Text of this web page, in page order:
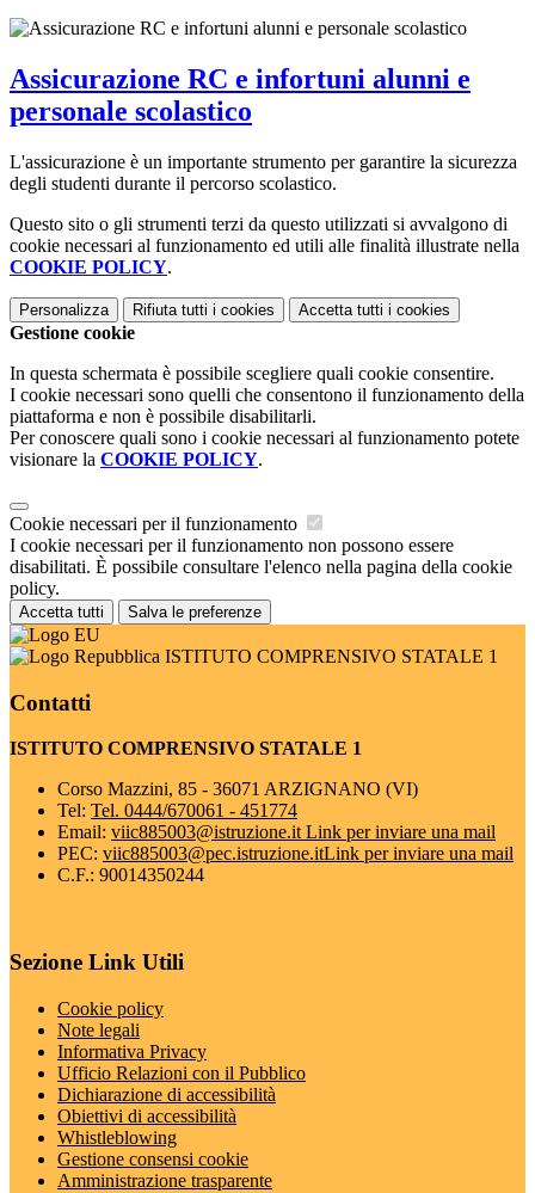
Assicurazione RC e infortuni alunni e
personale scolastico
L'assicurazione è un importante strumento per garantire la sicurezza
degli studenti durante il percorso scolastico.
Questo sito o gli strumenti terzi da questo utilizzati si avvalgono di
cookie necessari al funzionamento ed utili alle finalità illustrate nella
COOKIE POLICY.
Personalizza Rifiuta tutti i cookies Accetta tutti i cookies
Gestione cookie
In questa schermata è possibile scegliere quali cookie consentire.
I cookie necessari sono quelli che consentono il funzionamento della
piattaforma e non è possibile disabilitarli.
Per conoscere quali sono i cookie necessari al funzionamento potete
visionare la COOKIE POLICY.
Cookie necessari per il funzionamento
I cookie necessari per il funzionamento non possono essere
disabilitati. È possibile consultare l'elenco nella pagina della cookie
policy.
Accetta tutti Salva le preferenze
ISTITUTO COMPRENSIVO STATALE 1
Contatti
ISTITUTO COMPRENSIVO STATALE 1
Corso Mazzini, 85 - 36071 ARZIGNANO (VI)
Tel: Tel. 0444/670061 - 451774
Email: viic885003@istruzione.itLink per inviare una mail
PEC: viic885003@pec.istruzione.itLink per inviare una mail
C.F.: 90014350244
Sezione Link Utili
Cookie policy
Note legali
Informativa Privacy
Ufficio Relazioni con il Pubblico
Dichiarazione di accessibilità
Obiettivi di accessibilità
Whistleblowing
Gestione consensi cookie
Amministrazione trasparente